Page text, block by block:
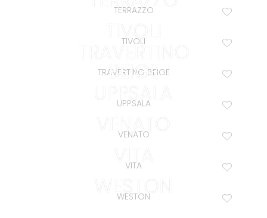
TERRAZZO
TIVOLI
TIVOLI
TRAVERTINO
BEIGE
TRAVERTINO BEIGE
UPPSALA
UPPSALA
VENATO
VENATO
VITA
VITA
WESTON
WESTON